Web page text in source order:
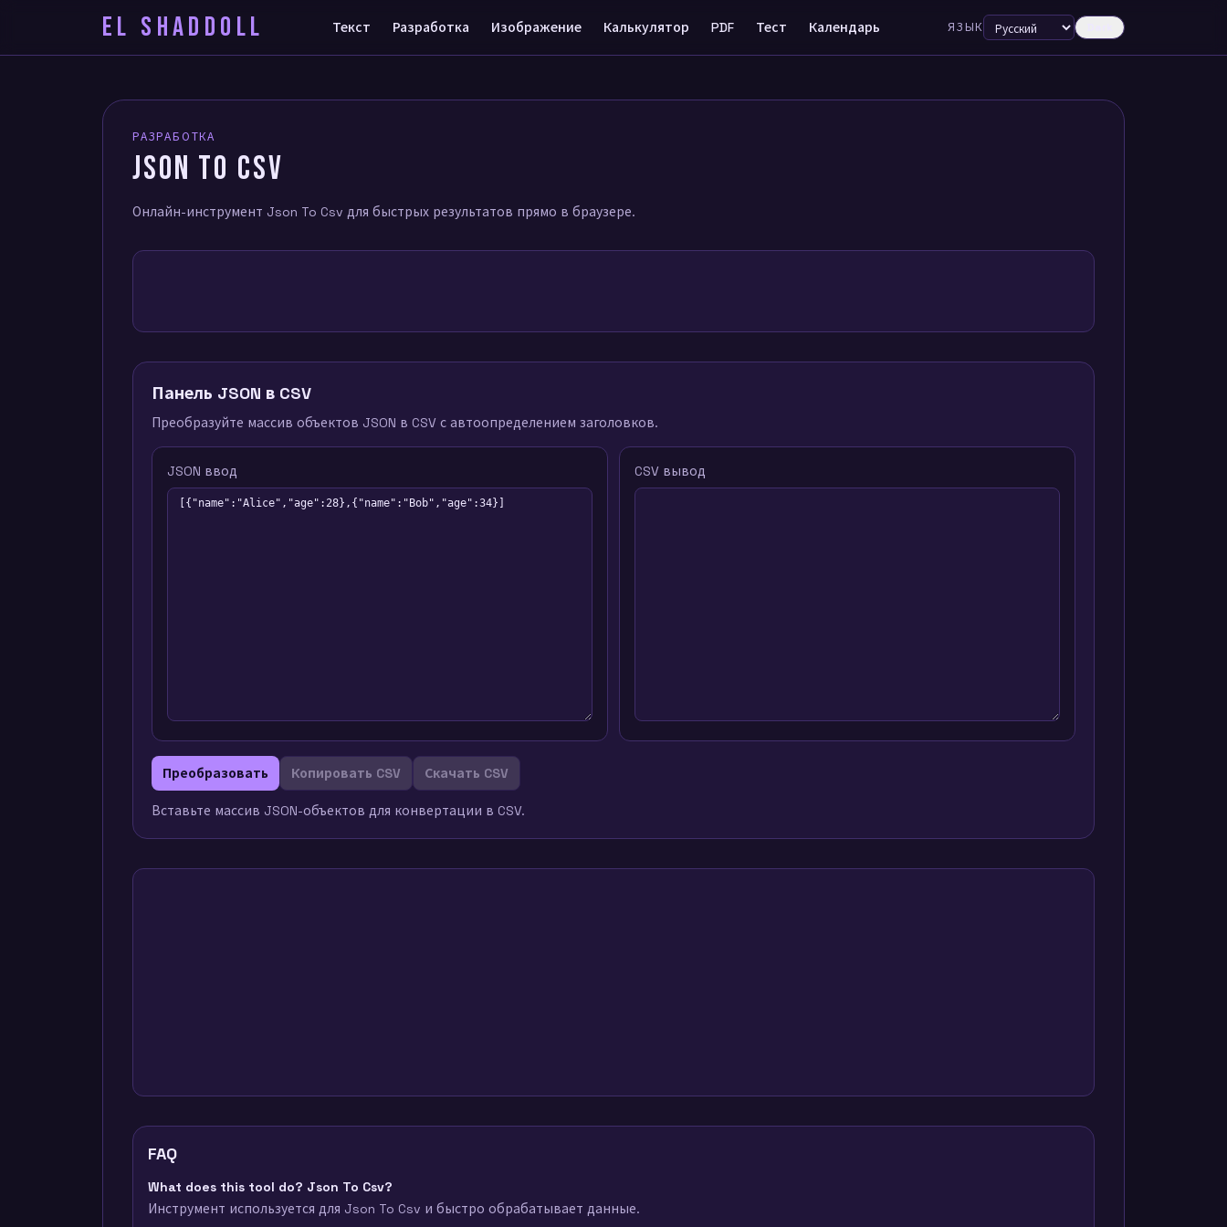
EL SHADDOLL Текст Разработка Изображение Калькулятор PDF Тест Календарь ЯЗЫК
РАЗРАБОТКА
JSON TO CSV
Онлайн-инструмент Json To Csv для быстрых результатов прямо в браузере.
Панель JSON в CSV
Преобразуйте массив объектов JSON в CSV с автоопределением заголовков.
JSON ввод CSV вывод
Преобразовать Копировать CSV Скачать CSV
Вставьте массив JSON-объектов для конвертации в CSV.
FAQ
What does this tool do? Json To Csv?
Инструмент используется для Json To Csv и быстро обрабатывает данные.